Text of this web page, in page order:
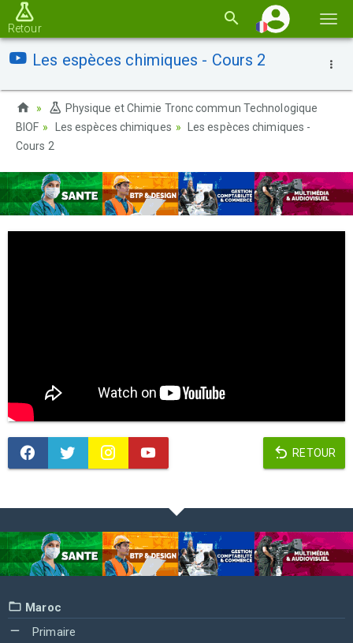
la
Retour
Les espèces chimiques - Cours 2
Physique et Chimie Tronc commun Technologique
BIOF
Les espèces chimiques
Les espèces chimiques -
Cours 2
RETOUR
Maroc
Primaire